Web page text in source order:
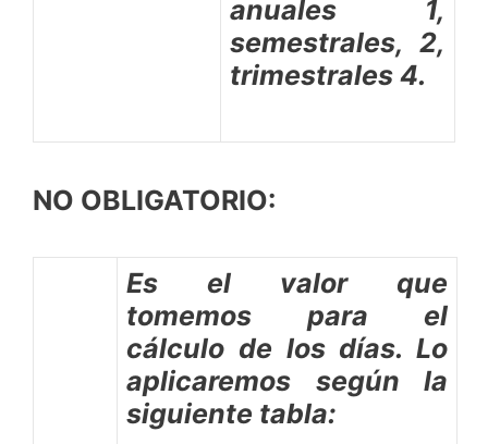
anuales 1,
semestrales, 2,
trimestrales 4.
NO OBLIGATORIO:
Es el valor que
tomemos para el
cálculo de los días. Lo
aplicaremos según la
siguiente tabla: